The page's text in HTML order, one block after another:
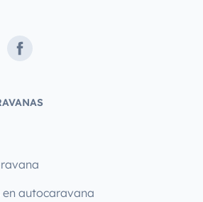
Facebook
en autocaravana